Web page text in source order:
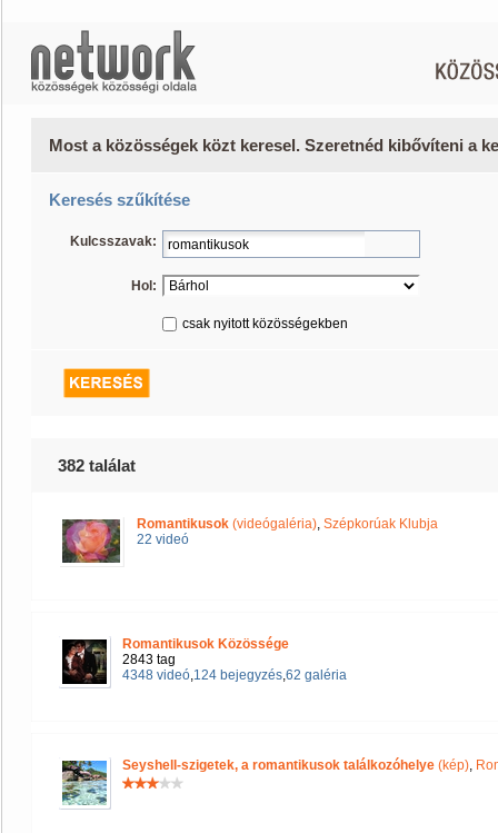
Most a közösségek közt keresel. Szeretnéd kibővíteni a
Keresés szűkítése
Kulcsszavak:
Hol:
csak nyitott közösségekben
382 találat
Romantikusok (videógaléria), Szépkorúak Klubja
22 videó
Romantikusok Közössége
2843 tag
4348 videó,124 bejegyzés,62 galéria
Seyshell-szigetek, a romantikusok találkozóhelye (kép),